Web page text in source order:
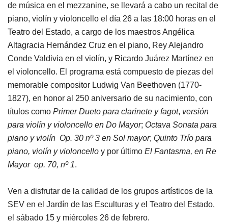
de música en el mezzanine, se llevará a cabo un recital de
piano, violín y violoncello el día 26 a las 18:00 horas en el
Teatro del Estado, a cargo de los maestros Angélica
Altagracia Hernández Cruz en el piano, Rey Alejandro
Conde Valdivia en el violín, y Ricardo Juárez Martínez en
el violoncello. El programa está compuesto de piezas del
memorable compositor Ludwig Van Beethoven (1770-
1827), en honor al 250 aniversario de su nacimiento, con
títulos como Primer Dueto para clarinete y fagot, versión
para violín y violoncello en Do Mayor; Octava Sonata para
piano y violín Op. 30 nº 3 en Sol mayor; Quinto Trío para
piano, violín y violoncello y por último El Fantasma, en Re
Mayor op. 70, nº 1.
Ven a disfrutar de la calidad de los grupos artísticos de la
SEV en el Jardín de las Esculturas y el Teatro del Estado,
el sábado 15 y miércoles 26 de febrero.